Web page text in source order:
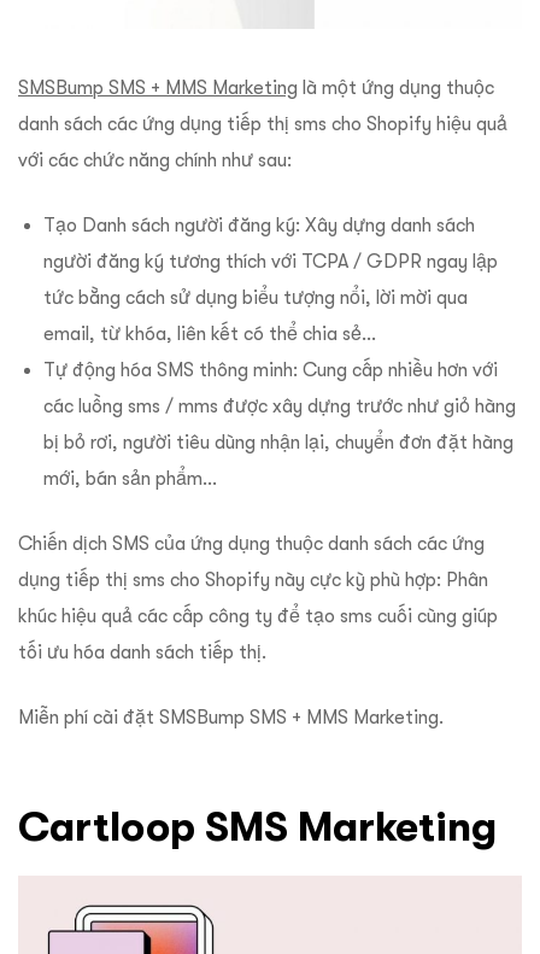
SMSBump SMS + MMS Marketing là một ứng dụng thuộc
danh sách các ứng dụng tiếp thị sms cho Shopify hiệu quả
với các chức năng chính như sau:
Tạo Danh sách người đăng ký: Xây dựng danh sách
người đăng ký tương thích với TCPA / GDPR ngay lập
tức bằng cách sử dụng biểu tượng nổi, lời mời qua
email, từ khóa, liên kết có thể chia sẻ…
Tự động hóa SMS thông minh: Cung cấp nhiều hơn với
các luồng sms / mms được xây dựng trước như giỏ hàng
bị bỏ rơi, người tiêu dùng nhận lại, chuyển đơn đặt hàng
mới, bán sản phẩm…
Chiến dịch SMS của ứng dụng thuộc danh sách các ứng
dụng tiếp thị sms cho Shopify này cực kỳ phù hợp: Phân
khúc hiệu quả các cấp công ty để tạo sms cuối cùng giúp
tối ưu hóa danh sách tiếp thị.
Miễn phí cài đặt SMSBump SMS + MMS Marketing.
Cartloop SMS Marketing